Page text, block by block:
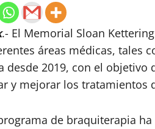
.- El Memorial Sloan
áreas médicas, tales
desde 2019, con el
y mejorar los tratamientos
de braquiterapia